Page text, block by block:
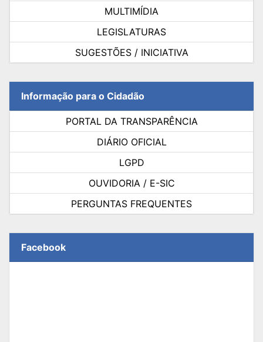
MULTIMÍDIA
LEGISLATURAS
SUGESTÕES / INICIATIVA
Informação para o Cidadão
PORTAL DA TRANSPARÊNCIA
DIÁRIO OFICIAL
LGPD
OUVIDORIA / E-SIC
PERGUNTAS FREQUENTES
Facebook